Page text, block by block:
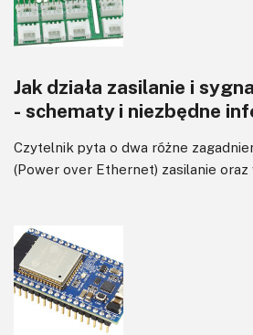
Jak działa zasilanie i
- schematy i niezbędne
Czytelnik pyta o dwa różne
(Power over Ethernet) zasilanie oraz